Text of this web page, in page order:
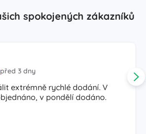
spokojených zákazníků
před 3 dny
extrémně rychlé dodání. V
v pondělí dodáno.